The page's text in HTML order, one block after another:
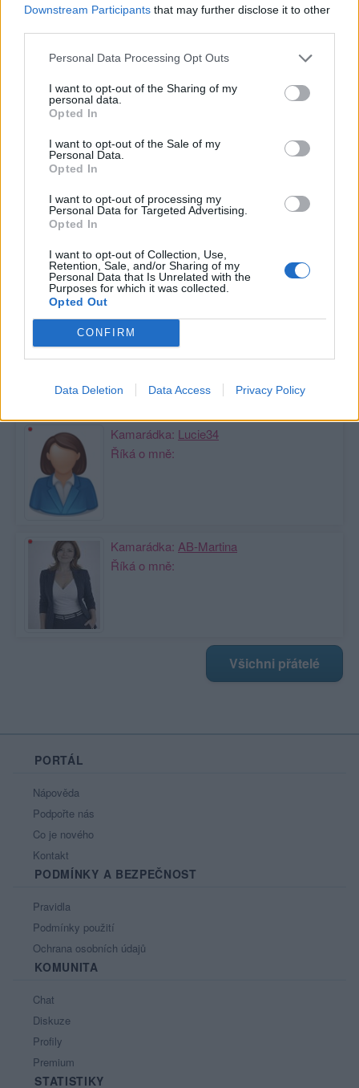
Downstream Participants that may further disclose it to other
Personal Data Processing Opt Outs
I want to opt-out of the Sharing of my
personal data.
Opted In
I want to opt-out of the Sale of my
Personal Data.
Opted In
I want to opt-out of processing my
Personal Data for Targeted Advertising.
Opted In
I want to opt-out of Collection, Use,
Retention, Sale, and/or Sharing of my
Personal Data that Is Unrelated with the
Purposes for which it was collected.
Opted Out
CONFIRM
Data Deletion Data Access Privacy Policy
Poslední 3 příspěvky na mé zdi
Láká mě představa,že si ho honím a
pozoruje mě mladá holka. Je-li tu
Jirka.39@seznam.cz..vše po domluvě
Zobrazit celou mou zeď
Moji nejnovější přátelé
Kamarádka:renata1900
Říká o mně:
Kamarádka: Lucie34
Říká o mně:
Kamarádka: AB-Martina
Říká o mně:
Všichni přátelé
PORTÁL
Nápověda
Podpořte nás
Co je nového
Kontakt
PODMÍNKY A BEZPEČNOST
Pravidla
Podmínky použití
Ochrana osobních údajů
KOMUNITA
Chat
Diskuze
Profily
Premium
STATISTIKY